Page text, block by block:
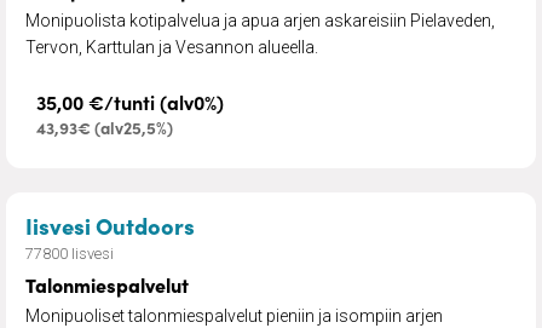
Monipuolista kotipalvelua ja apua arjen askareisiin Pielaveden,
Tervon, Karttulan ja Vesannon alueella.
35,00 €/tunti (alv0%)
43,93€ (alv25,5%)
Iisvesi Outdoors
77800 Iisvesi
Talonmiespalvelut
Monipuoliset talonmiespalvelut pieniin ja isompiin arjen